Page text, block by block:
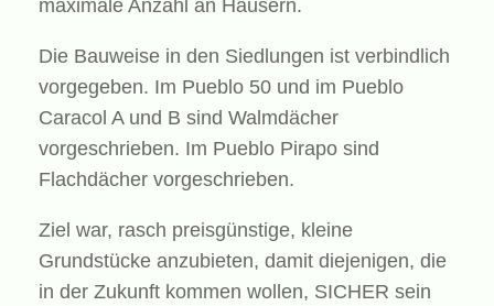
maximale Anzahl an Häusern.
Die Bauweise in den Siedlungen ist verbindlich
vorgegeben. Im Pueblo 50 und im Pueblo
Caracol A und B sind Walmdächer
vorgeschrieben. Im Pueblo Pirapo sind
Flachdächer vorgeschrieben.
Ziel war, rasch preisgünstige, kleine
Grundstücke anzubieten, damit diejenigen, die
in der Zukunft kommen wollen, SICHER sein